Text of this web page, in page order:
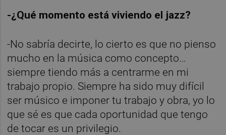
-¿Qué momento está viviendo el jazz?
-No sabría decirte, lo cierto es que no pienso
mucho en la música como concepto…
siempre tiendo más a centrarme en mi
trabajo propio. Siempre ha sido muy difícil
ser músico e imponer tu trabajo y obra, yo lo
que sé es que cada oportunidad que tengo
de tocar es un privilegio.